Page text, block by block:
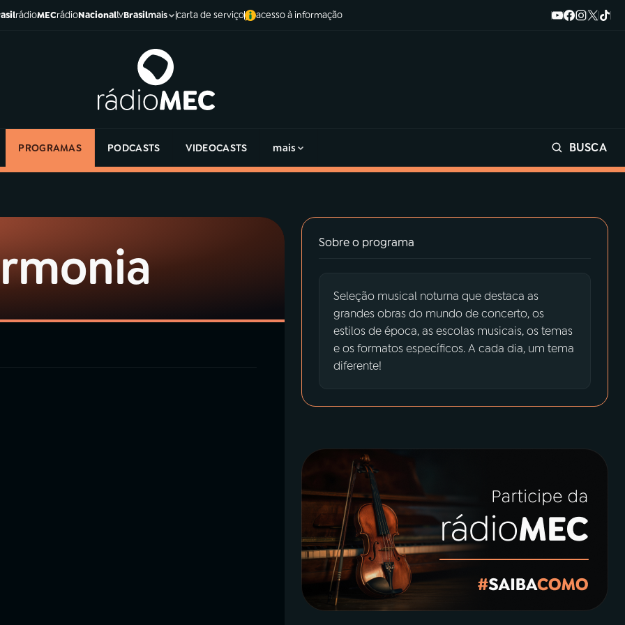
rádioMECrádioNacionaltvBrasilmais carta de serviço acesso à informação
PROGRAMAS PODCASTS VIDEOCASTS mais BUSCA
Sobre o programa
Seleção musical noturna que destaca as
grandes obras do mundo de concerto, os
estilos de época, as escolas musicais, os temas
e os formatos específicos. A cada dia, um tema
diferente!